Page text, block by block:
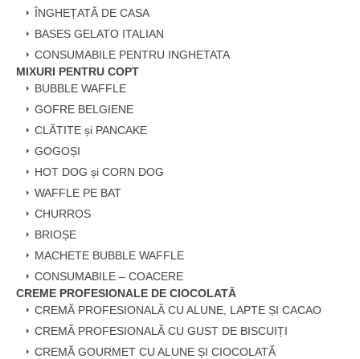
ÎNGHEȚATĂ DE CASA
BASES GELATO ITALIAN
CONSUMABILE PENTRU INGHETATA
MIXURI PENTRU COPT
BUBBLE WAFFLE
GOFRE BELGIENE
CLĂTITE și PANCAKE
GOGOȘI
HOT DOG și CORN DOG
WAFFLE PE BAT
CHURROS
BRIOȘE
MACHETE BUBBLE WAFFLE
CONSUMABILE – COACERE
CREME PROFESIONALE DE CIOCOLATĂ
CREMĂ PROFESIONALĂ CU ALUNE, LAPTE ȘI CACAO
CREMĂ PROFESIONALĂ CU GUST DE BISCUIȚI
CREMĂ GOURMET CU ALUNE ȘI CIOCOLATĂ